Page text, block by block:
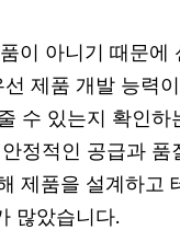
이 아니기 때문에
제품 개발 능력
수 있는지 확인하
정적인 공급과
제품을 설계하고
많았습니다.